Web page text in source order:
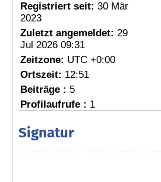
Registriert seit: 30 Mär
2023
Zuletzt angemeldet: 29
Jul 2026 09:31
Zeitzone: UTC +0:00
Ortszeit: 12:51
Beiträge : 5
Profilaufrufe : 1
Signatur